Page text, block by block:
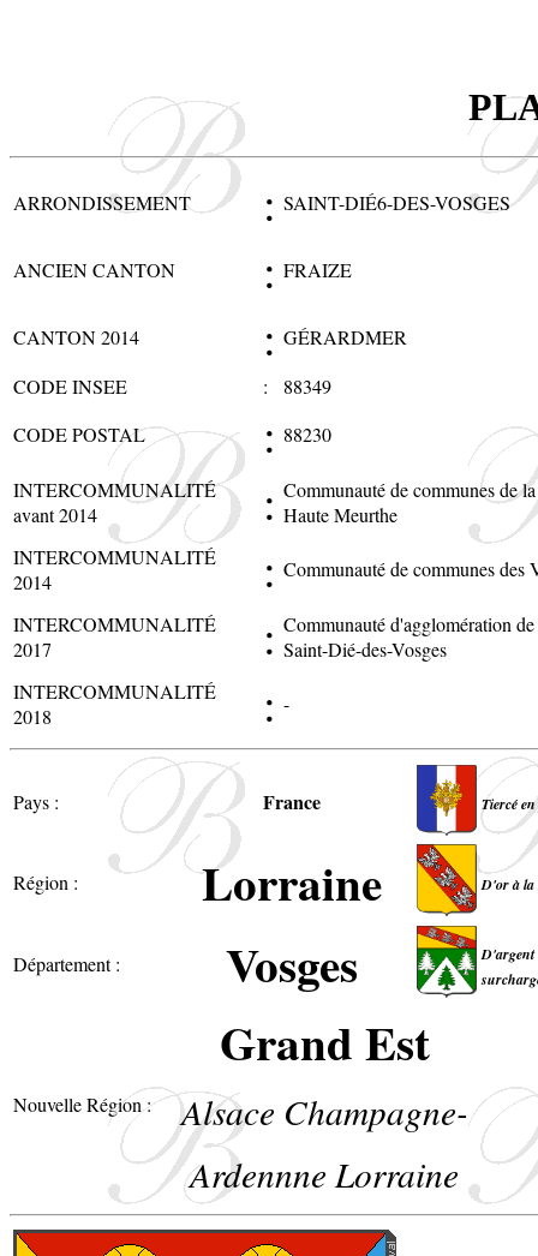
ARRONDISSEMENT : SAINT-DIÉ6-DES-VOSGES
ANCIEN CANTON : FRAIZE
CANTON 2014 : GÉRARDMER
CODE INSEE
:
88349
CODE POSTAL
: 88230
INTERCOMMUNALITÉ
avant 2014
: Communauté de communes de la
Haute Meurthe
INTERCOMMUNALITÉ
2014
: Communauté de communes des
INTERCOMMUNALITÉ
2017
: Communauté d'agglomération de
Saint-Dié-des-Vosges
INTERCOMMUNALITÉ
2018
: -
Pays : France Tiercé
Région : Lorraine D'or à la
Département : Vosges
Nouvelle Région :
Grand Est
Alsace Champagne-
Ardennne Lorraine